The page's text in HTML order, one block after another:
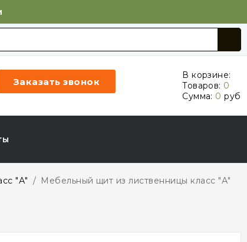
Заказать звонок
В корзине:
Товаров: 0
Сумма: 0 руб
"А" / Мебельный щит из лиственницы класс "А"